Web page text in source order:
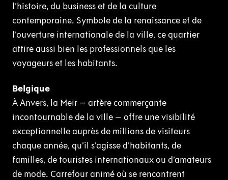
l’histoire, du business et de la culture
contemporaine. Symbole de la renaissance et de
l’ouverture internationale de la ville, ce quartier
attire aussi bien les professionnels que les
voyageurs et les habitants.
Belgique
À Anvers, la Meir – artère commerçante
incontournable de la ville – offre une visibilité
exceptionnelle auprès de millions de visiteurs
chaque année, qu’il s’agisse d’habitants, de
familles, de touristes internationaux ou d’amateurs
de mode. Carrefour animé où se rencontrent